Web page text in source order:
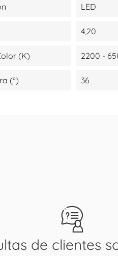
LED
4,20
(K) 2200 -
(º) 36
de clientes